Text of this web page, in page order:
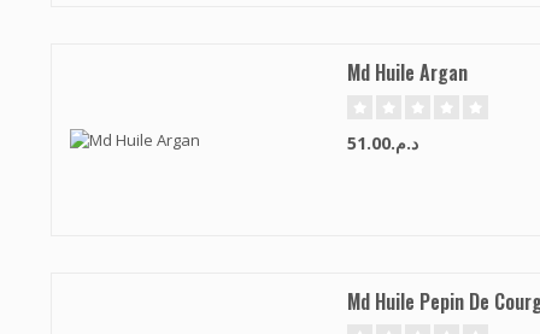
Md Huile Argan
د.م.51.00
Md Huile Pepin De